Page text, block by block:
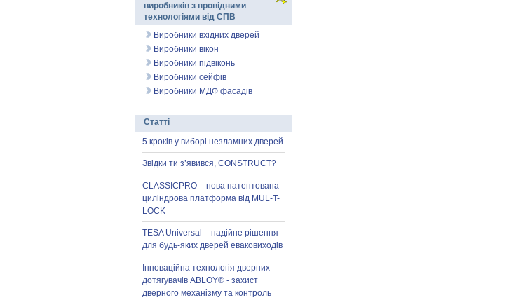
виробників з провідними
технологіями від СПВ
Виробники вхідних дверей
Виробники вікон
Виробники підвіконь
Виробники сейфів
Виробники МДФ фасадів
Статті
5 кроків у виборі незламних дверей
Звідки ти з’явився, CONSTRUCT?
CLASSICPRO – нова патентована
циліндрова платформа від MUL-T-
LOCK
TESA Universal – надійне рішення
для будь-яких дверей еваковиходів
Інноваційна технологія дверних
дотягувачів ABLOY® - захист
дверного механізму та контроль